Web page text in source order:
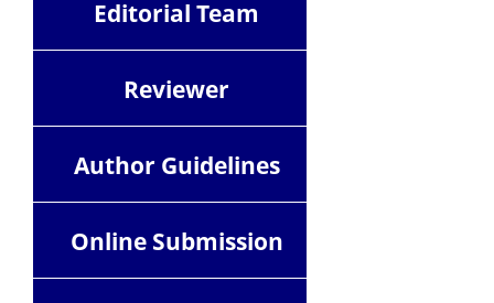
Editorial Team
Reviewer
Author Guidelines
Online Submission